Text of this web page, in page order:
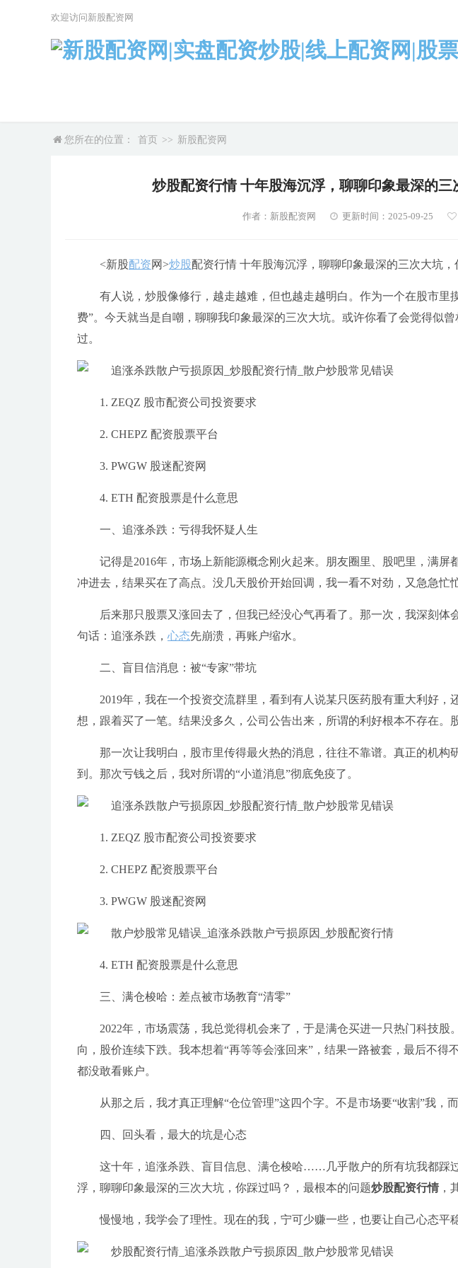
欢迎访问新股配资网
您所在的位置： 首页 >> 新股配资网
炒股配资行情 十年股海沉浮，聊聊印象最深的三
作者：新股配资网 更新时间：2025-09-25
<新股配资网>炒股配资行情 十年股海沉浮，聊聊印象最深的三次大坑，
有人说，炒股像修行，越走越难，但也越走越明白。作为一个在股市里
费”。今天就当是自嘲，聊聊我印象最深的三次大坑。或许你看了会觉得似
过。
1. ZEQZ 股市配资公司投资要求
2. CHEPZ 配资股票平台
3. PWGW 股迷配资网
4. ETH 配资股票是什么意思
一、追涨杀跌：亏得我怀疑人生
记得是2016年，市场上新能源概念刚火起来。朋友圈里、股吧里，满屏
冲进去，结果买在了高点。没几天股价开始回调，我一看不对劲，又急急忙
后来那只股票又涨回去了，但我已经没心气再看了。那一次，我深刻体
句话：追涨杀跌， 心态先崩溃，再账户缩水。
二、盲目信消息：被“专家”带坑
2019年，我在一个投资交流群里，看到有人说某只医药股有重大利好，
想，跟着买了一笔。结果没多久，公司公告出来，所谓的利好根本不存在。
那一次让我明白，股市里传得最火热的消息，往往不靠谱。真正的机构
到。那次亏钱之后，我对所谓的“小道消息”彻底免疫了。
1. ZEQZ 股市配资公司投资要求
2. CHEPZ 配资股票平台
3. PWGW 股迷配资网
4. ETH 配资股票是什么意思
三、满仓梭哈：差点被市场教育“清零”
2022年，市场震荡，我总觉得机会来了，于是满仓买进一只热门科技股
向，股价连续下跌。我本想着“再等等会涨回来”，结果一路被套，最后不得
都没敢看账户。
从那之后，我才真正理解“仓位管理”这四个字。不是市场要“收割”我，
四、回头看，最大的坑是心态
这十年，追涨杀跌、盲目信息、满仓梭哈……几乎散户的所有坑我都踩
浮，聊聊印象最深的三次大坑，你踩过吗？，最根本的问题炒股配资行情 ，
慢慢地，我学会了理性。现在的我，宁可少赚一些，也要让自己心态平稳